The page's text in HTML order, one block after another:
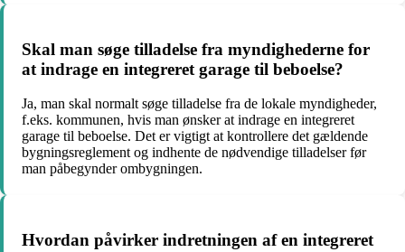
Skal man søge tilladelse fra myndighederne for
at indrage en integreret garage til beboelse?
Ja, man skal normalt søge tilladelse fra de lokale myndigheder,
f.eks. kommunen, hvis man ønsker at indrage en integreret
garage til beboelse. Det er vigtigt at kontrollere det gældende
bygningsreglement og indhente de nødvendige tilladelser før
man påbegynder ombygningen.
Hvordan påvirker indretningen af en integreret